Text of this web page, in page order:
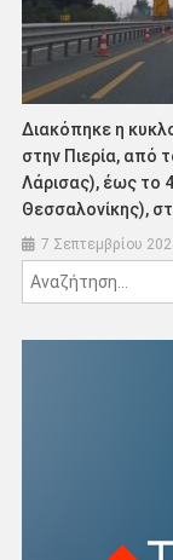
Διακόπηκε η
στην Πιερία, από
Λάρισας), έως το
Θεσσαλονίκης),
7 Σεπτεμβρίου